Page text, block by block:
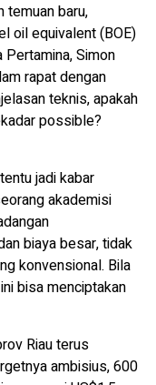
temuan baru,
oil equivalent (BOE)
Pertamina, Simon
rapat dengan
teknis, apakah
possible?
jadi kabar
akademisi
biaya besar, tidak
konvensional. Bila
bisa menciptakan
Riau terus
ambisius, 600